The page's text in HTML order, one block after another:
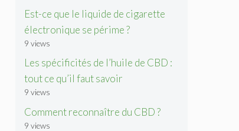
Est-ce que le liquide de cigarette
électronique se périme ?
9 views
Les spécificités de l’huile de CBD :
tout ce qu’il faut savoir
9 views
Comment reconnaître du CBD ?
9 views